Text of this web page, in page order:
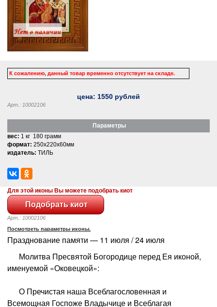
К сожалению, данный товар временно отсутствует на складе.
цена: 1550 рублей
Арт.: 10002106
Параметры
вес: 1 кг 180 грамм
формат: 250x220x60мм
издатель: ТИЛЬ
Для этой иконы Вы можете подобрать киот
Арт.: 10002106
Посмотреть параметры иконы.
Празднование памяти — 11 июля / 24 июля
Молитва Пресвятой Богородице перед Ея иконой,
именуемой «Оковецкой»:
О Пречистая наша Всеблагословенная и
Всемощная Госпоже Владычице и Всеблагая